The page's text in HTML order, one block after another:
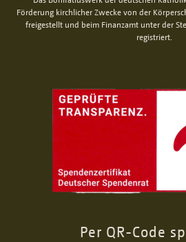
Förderung kirchlicher Zwecke von der
freigestellt und beim Finanzamt unter der
registriert.
Per QR-Code